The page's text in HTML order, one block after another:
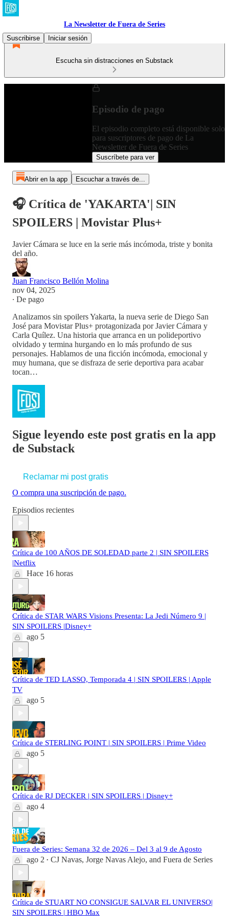
La Newsletter de Fuera de Series
Suscribirse
Iniciar sesión
Escucha sin distracciones en Substack
Episodio de pago
El episodio completo está disponible solo
para suscriptores de pago de La
Newsletter de Fuera de Series
Suscríbete para ver
Abrir en la app Escuchar a través de...
🎧 Crítica de 'YAKARTA'| SIN
SPOILERS | Movistar Plus+
Javier Cámara se luce en la serie más incómoda, triste y bonita
del año.
Juan Francisco Bellón Molina
nov 04, 2025
∙ De pago
Analizamos sin spoilers Yakarta, la nueva serie de Diego San
José para Movistar Plus+ protagonizada por Javier Cámara y
Carla Quílez. Una historia que arranca en un polideportivo
olvidado y termina hurgando en lo más profundo de sus
personajes. Hablamos de una ficción incómoda, emocional y
muy humana, que se disfraza de serie deportiva para acabar
tocan…
Sigue leyendo este post gratis en la app
de Substack
Reclamar mi post gratis
O compra una suscripción de pago.
Episodios recientes
Crítica de 100 AÑOS DE SOLEDAD parte 2 | SIN SPOILERS
|Netflix
Hace 16 horas
Crítica de STAR WARS Visions Presenta: La Jedi Número 9 |
SIN SPOILERS |Disney+
ago 5
Crítica de TED LASSO, Temporada 4 | SIN SPOILERS | Apple
TV
ago 5
Crítica de STERLING POINT | SIN SPOILERS | Prime Video
ago 5
Crítica de RJ DECKER | SIN SPOILERS | Disney+
ago 4
Fuera de Series: Semana 32 de 2026 – Del 3 al 9 de Agosto
ago 2 • CJ Navas, Jorge Navas Alejo, and Fuera de Series
Crítica de STUART NO CONSIGUE SALVAR EL UNIVERSO|
SIN SPOILERS | HBO Max